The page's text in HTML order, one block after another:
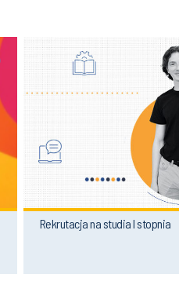
Rekrutacja na studia I stopnia